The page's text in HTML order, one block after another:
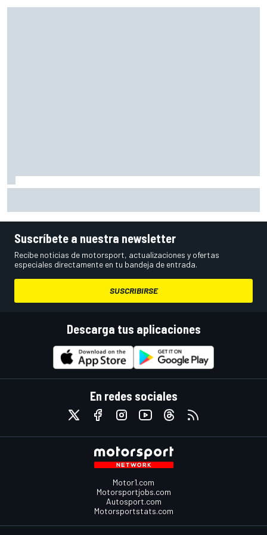
Suscríbete a nuestra newsletter
Recibe noticias de motorsport, actualizaciones y ofertas
especiales directamente en tu bandeja de entrada.
SUSCRIBIRSE
Descarga tus aplicaciones
En redes sociales
Motor1.com
Motorsportjobs.com
Autosport.com
Motorsportstats.com